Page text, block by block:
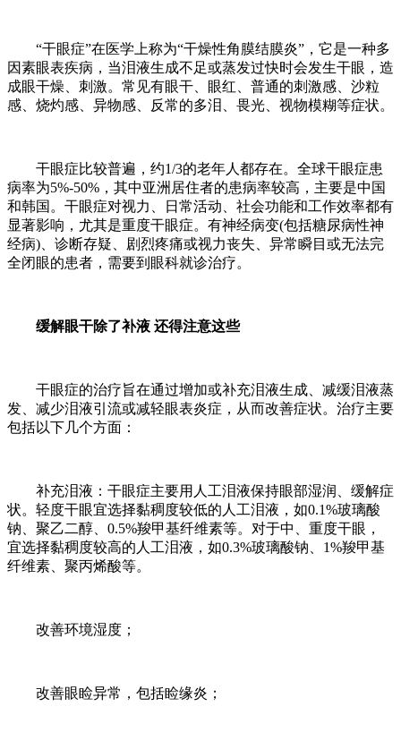
“干眼症”在医学上称为“干燥性角膜结膜炎”，它是一种多
因素眼表疾病，当泪液生成不足或蒸发过快时会发生干眼，造
成眼干燥、刺激。常见有眼干、眼红、普通的刺激感、沙粒
感、烧灼感、异物感、反常的多泪、畏光、视物模糊等症状。
干眼症比较普遍，约1/3的老年人都存在。全球干眼症患
病率为5%-50%，其中亚洲居住者的患病率较高，主要是中国
和韩国。干眼症对视力、日常活动、社会功能和工作效率都有
显著影响，尤其是重度干眼症。有神经病变(包括糖尿病性神
经病)、诊断存疑、剧烈疼痛或视力丧失、异常瞬目或无法完
全闭眼的患者，需要到眼科就诊治疗。
缓解眼干除了补液 还得注意这些
干眼症的治疗旨在通过增加或补充泪液生成、减缓泪液蒸
发、减少泪液引流或减轻眼表炎症，从而改善症状。治疗主要
包括以下几个方面：
补充泪液：干眼症主要用人工泪液保持眼部湿润、缓解症
状。轻度干眼宜选择黏稠度较低的人工泪液，如0.1%玻璃酸
钠、聚乙二醇、0.5%羧甲基纤维素等。对于中、重度干眼，
宜选择黏稠度较高的人工泪液，如0.3%玻璃酸钠、1%羧甲基
纤维素、聚丙烯酸等。
改善环境湿度；
改善眼睑异常，包括睑缘炎；